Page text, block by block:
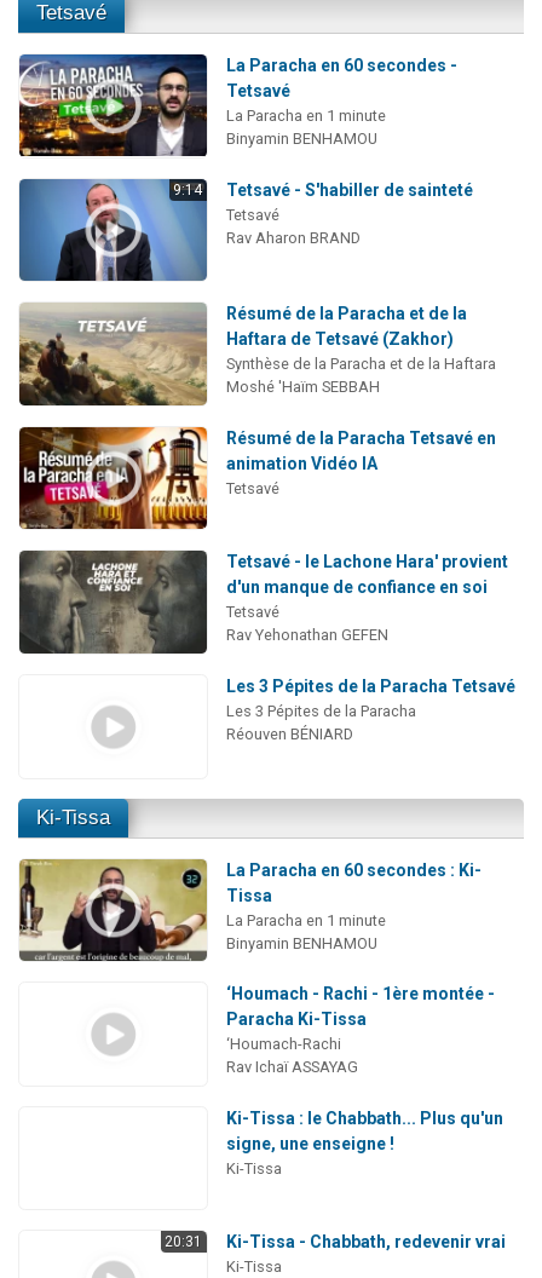
Tetsavé
La Paracha en 60 secondes -
Tetsavé
La Paracha en 1 minute
Binyamin BENHAMOU
9:14 Tetsavé - S'habiller de sainteté
Tetsavé
Rav Aharon BRAND
Résumé de la Paracha et de la
Haftara de Tetsavé (Zakhor)
Synthèse de la Paracha et de la Haftara
Moshé 'Haïm SEBBAH
Résumé de la Paracha Tetsavé en
animation Vidéo IA
Tetsavé
Tetsavé - le Lachone Hara' provient
d'un manque de confiance en soi
Tetsavé
Rav Yehonathan GEFEN
Les 3 Pépites de la Paracha Tetsavé
Les 3 Pépites de la Paracha
Réouven BÉNIARD
Ki-Tissa
La Paracha en 60 secondes : Ki-
Tissa
La Paracha en 1 minute
Binyamin BENHAMOU
‘Houmach - Rachi - 1ère montée -
Paracha Ki-Tissa
‘Houmach-Rachi
Rav Ichaï ASSAYAG
Ki-Tissa : le Chabbath... Plus qu'un
signe, une enseigne !
Ki-Tissa
20:31 Ki-Tissa - Chabbath, redevenir vrai
Ki-Tissa